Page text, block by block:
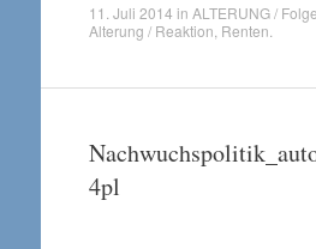
11. Juli 2014 in ALTERUNG /
Alterung / Reaktion Renten
4pl